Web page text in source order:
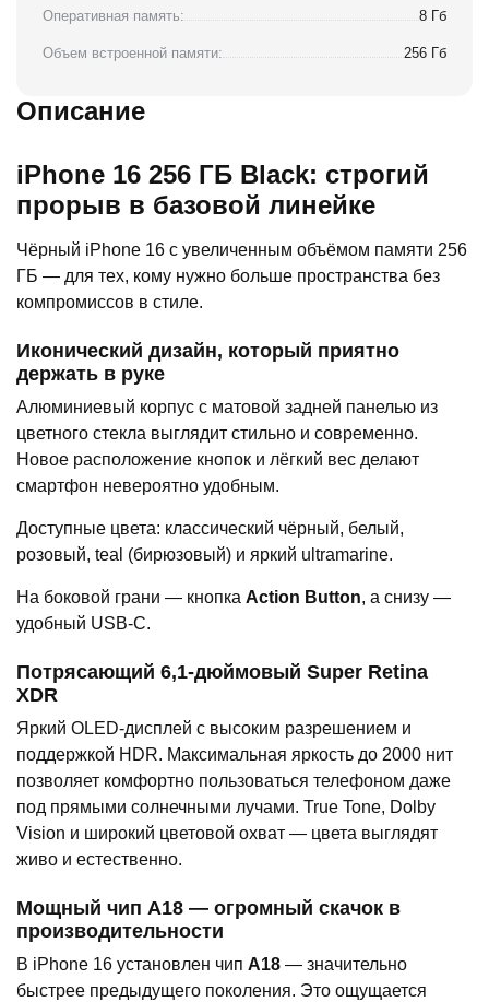
Оперативная память: 8 Гб
Объем встроенной памяти: 256 Гб
Описание
iPhone 16 256 ГБ Black: строгий
прорыв в базовой линейке
Чёрный iPhone 16 с увеличенным объёмом памяти 256
ГБ — для тех, кому нужно больше пространства без
компромиссов в стиле.
Иконический дизайн, который приятно
держать в руке
Алюминиевый корпус с матовой задней панелью из
цветного стекла выглядит стильно и современно.
Новое расположение кнопок и лёгкий вес делают
смартфон невероятно удобным.
Доступные цвета: классический чёрный, белый,
розовый, teal (бирюзовый) и яркий ultramarine.
На боковой грани — кнопка Action Button, а снизу —
удобный USB-C.
Потрясающий 6,1-дюймовый Super Retina
XDR
Яркий OLED-дисплей с высоким разрешением и
поддержкой HDR. Максимальная яркость до 2000 нит
позволяет комфортно пользоваться телефоном даже
под прямыми солнечными лучами. True Tone, Dolby
Vision и широкий цветовой охват — цвета выглядят
живо и естественно.
Мощный чип A18 — огромный скачок в
производительности
В iPhone 16 установлен чип A18 — значительно
быстрее предыдущего поколения. Это ощущается